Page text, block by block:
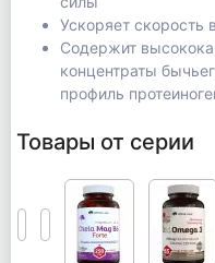
Ускоряет скорость
Содержит
концентраты
профиль
Товары от серии